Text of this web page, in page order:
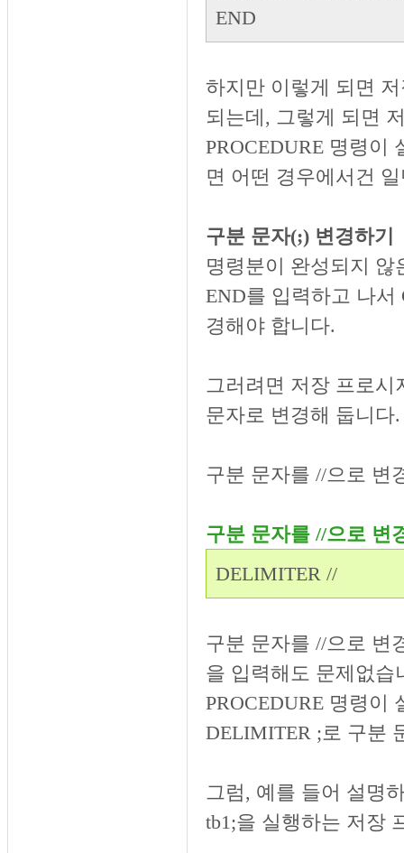
END
하지만 이렇게 되면
되는데, 그렇게 되면
PROCEDURE 명령이
면 어떤 경우에서건
구분 문자(;) 변경하기
명령분이 완성되지
END를 입력하고 나서
경해야 합니다.
그러려면 저장 프로시
문자로 변경해 둡니다
구분 문자를 //으로 변
구분 문자를 //으로 변
DELIMITER //
구분 문자를 //으로 변
을 입력해도 문제없습
PROCEDURE 명령이
DELIMITER ;로 구분
그럼, 예를 들어 설명
tb1;을 실행하는 저장